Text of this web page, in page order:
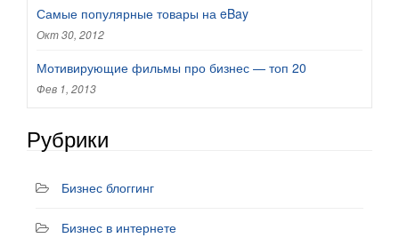
Самые популярные товары на eBay
Окт 30, 2012
Мотивирующие фильмы про бизнес — топ 20
Фев 1, 2013
Рубрики
Бизнес блоггинг
Бизнес в интернете